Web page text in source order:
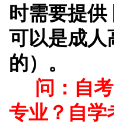
时需要提供
可以是成人
的）。
问：自
专业？自学